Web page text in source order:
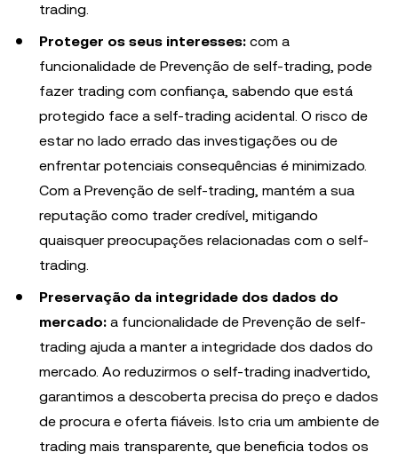
trading.
Proteger os seus interesses: com a
funcionalidade de Prevenção de self-trading, pode
fazer trading com confiança, sabendo que está
protegido face a self-trading acidental. O risco de
estar no lado errado das investigações ou de
enfrentar potenciais consequências é minimizado.
Com a Prevenção de self-trading, mantém a sua
reputação como trader credível, mitigando
quaisquer preocupações relacionadas com o self-
trading.
Preservação da integridade dos dados do
mercado: a funcionalidade de Prevenção de self-
trading ajuda a manter a integridade dos dados do
mercado. Ao reduzirmos o self-trading inadvertido,
garantimos a descoberta precisa do preço e dados
de procura e oferta fiáveis. Isto cria um ambiente de
trading mais transparente, que beneficia todos os